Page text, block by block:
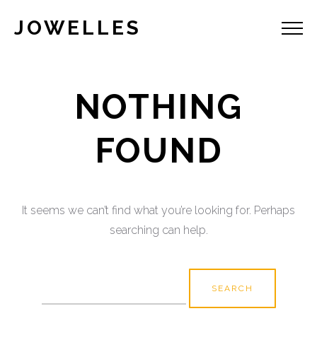
JOWELLES
NOTHING
FOUND
It seems we can’t find what you’re looking for. Perhaps
searching can help.